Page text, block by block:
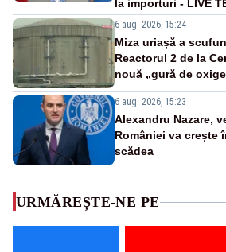
la importuri - LIVE
6 aug. 2026, 15:24
Miza uriașă a
Reactorul 2 de la
nouă „gură de
6 aug. 2026, 15:23
Alexandru Nazare,
României va crește
scădea
URMĂREȘTE-NE PE